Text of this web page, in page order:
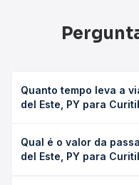
Quanto tempo leva a
del Este, PY para
PR - Rodoviária leva em
conforme a viação, o
Qual é o valor da
del Este, PY para